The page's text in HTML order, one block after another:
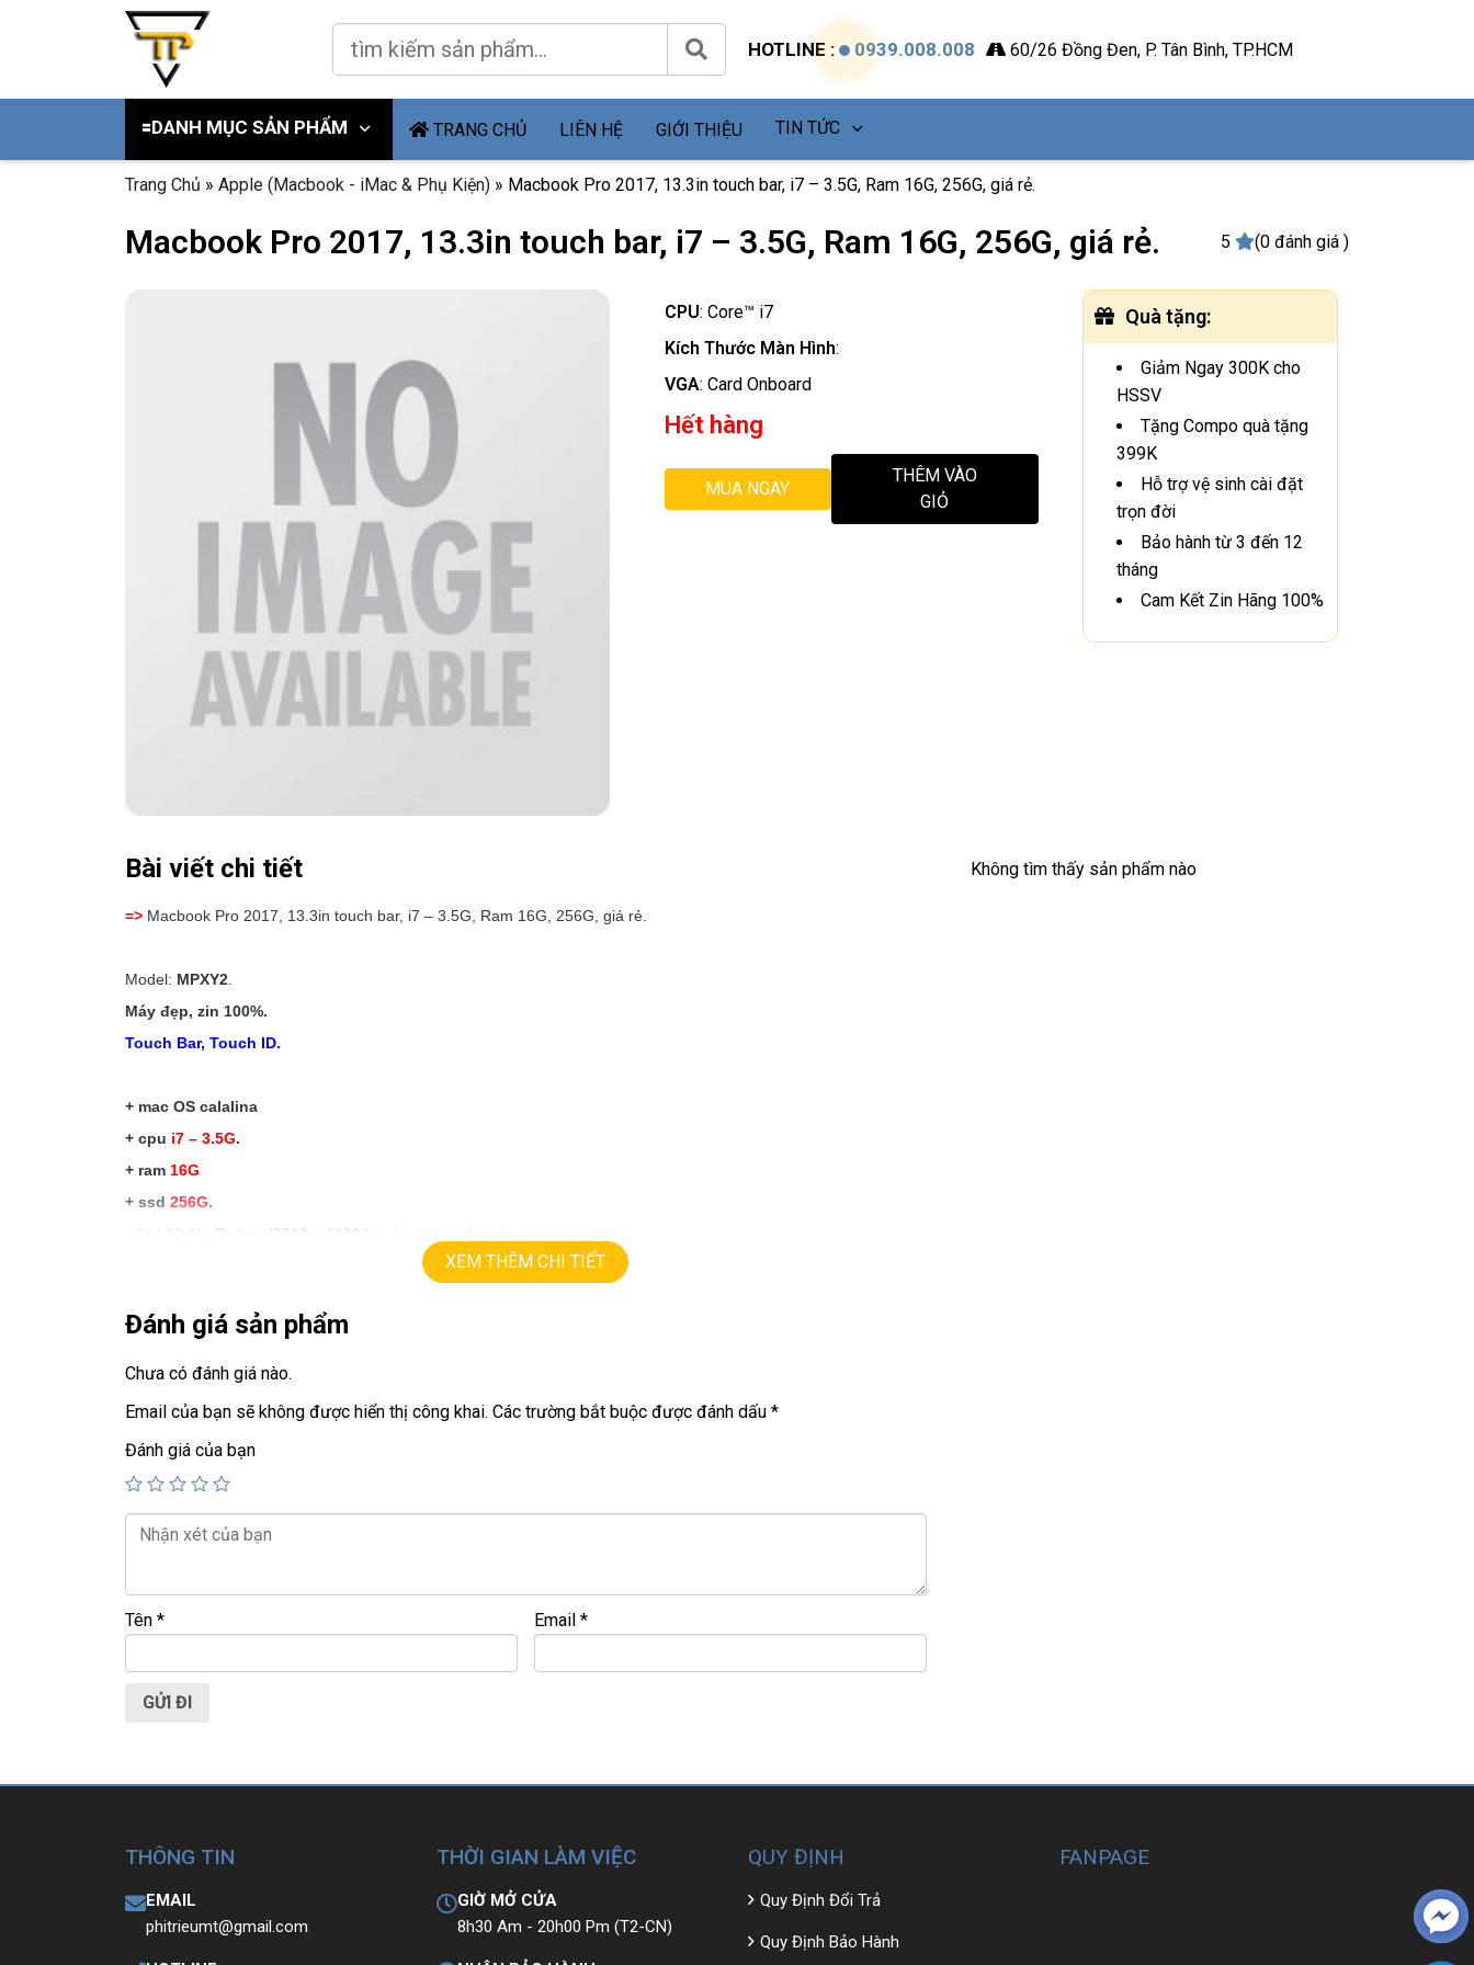
HOTLINE : 0939.008.008 60/26 Đồng Đen, P. Tân Bình, TP.HCM
🟰DANH MỤC SẢN PHẨM TRANG CHỦ LIÊN HỆ GIỚI THIỆU TIN TỨC
Trang Chủ » Apple (Macbook - iMac & Phụ Kiện) » Macbook Pro 2017, 13.3in touch bar, i7 – 3.5G, Ram 16G, 256G, giá rẻ.
Macbook Pro 2017, 13.3in touch bar, i7 – 3.5G, Ram 16G, 256G, giá rẻ. 5 (0 đánh giá )
CPU: Core™ i7
Kích Thước Màn Hình:
VGA: Card Onboard
Hết hàng
MUA NGAY
THÊM VÀO
GIỎ
Quà tặng:
Giảm Ngay 300K cho
HSSV
Tặng Compo quà tặng
399K
Hỗ trợ vệ sinh cài đặt
trọn đời
Bảo hành từ 3 đến 12
tháng
Cam Kết Zin Hãng 100%
Bài viết chi tiết
=> Macbook Pro 2017, 13.3in touch bar, i7 – 3.5G, Ram 16G, 256G, giá rẻ.
Model: MPXY2
Máy đẹp, zin 100%.
Touch Bar, Touch ID.
+ mac OS calalina
+ cpu i7 – 3.5G.
+ ram 16G
+ ssd 256G.
13.3in Retina (2560 x 1600 )
màu đẹp , sắc nét
+ Four Thunderbolt 3 ports
27.9 tr
========================================
LAPTOP TRIỀU PHÁT – UY TÍN – CHẤT LƯỢNG – GIÁ RẺ.
XEM THÊM CHI TIẾT
Đánh giá sản phẩm
Chưa có đánh giá nào.
Email của bạn sẽ không được hiển thị công khai. Các trường bắt buộc được đánh dấu *
Đánh giá của bạn
Tên * Email *
Không tìm thấy sản phẩm nào
THÔNG TIN
EMAIL
phitrieumt@gmail.com
THỜI GIAN LÀM VIỆC
GIỜ MỞ CỬA
8h30 Am - 20h00 Pm (T2-CN)
QUY ĐỊNH
Quy Định Đổi Trả
Quy Định Bảo Hành
FANPAGE